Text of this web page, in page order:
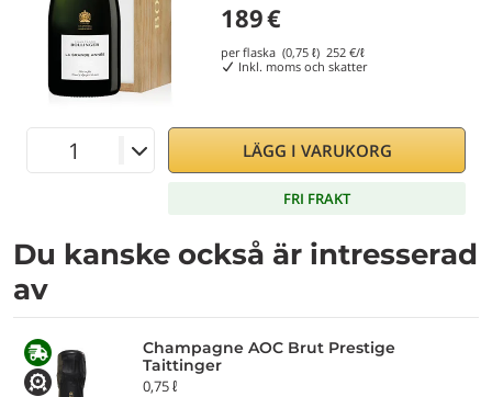
189€
per flaska (0,75 ℓ) 252€/ℓ
Inkl. moms och skatter
LÄGG I VARUKORG
FRI FRAKT
Du kanske också är intresserad
av
Champagne AOC Brut Prestige
Taittinger
0,75 ℓ